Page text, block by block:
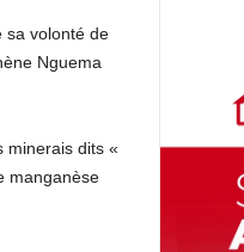
sa volonté de
Nguema
minerais dits «
manganèse